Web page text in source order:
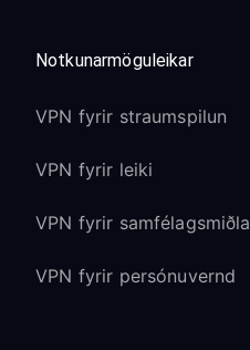
Notkunarmöguleikar
VPN fyrir straumspilun
VPN fyrir leiki
VPN fyrir samfélagsmiðla
VPN fyrir persónuvernd